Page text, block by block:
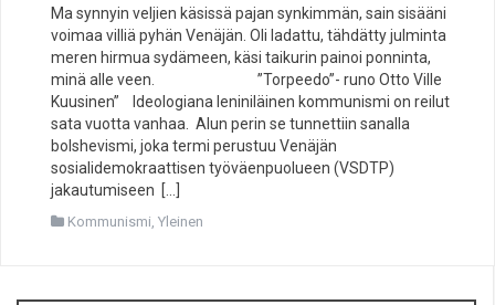
Ma synnyin veljien käsissä pajan synkimmän, sain sisääni
voimaa villiä pyhän Venäjän. Oli ladattu, tähdätty julminta
meren hirmua sydämeen, käsi taikurin painoi ponninta,
minä alle veen. ”Torpeedo”- runo Otto Ville
Kuusinen” Ideologiana leniniläinen kommunismi on reilut
sata vuotta vanhaa. Alun perin se tunnettiin sanalla
bolshevismi, joka termi perustuu Venäjän
sosialidemokraattisen työväenpuolueen (VSDTP)
jakautumiseen […]
Kommunismi Yleinen